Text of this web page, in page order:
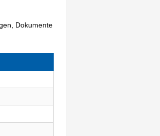
Dokumente